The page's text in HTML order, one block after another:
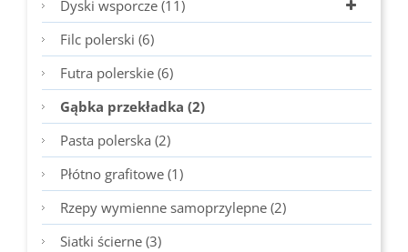
Dyski wsporcze (11)
Filc polerski (6)
Futra polerskie (6)
Gąbka przekładka (2)
Pasta polerska (2)
Płótno grafitowe (1)
Rzepy wymienne samoprzylepne (2)
Siatki ścierne (3)